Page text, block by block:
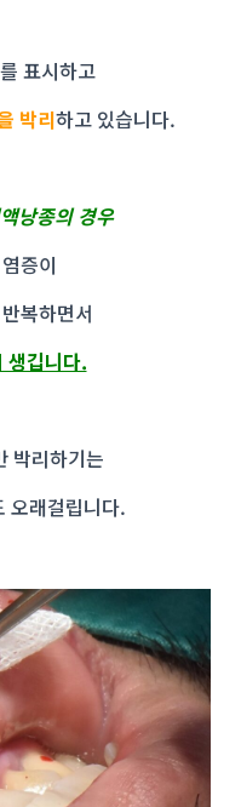
표시하고
박리하고 있습니다.
낭종의 경우
증이
복하면서
생깁니다.
박리하기는
오래걸립니다.